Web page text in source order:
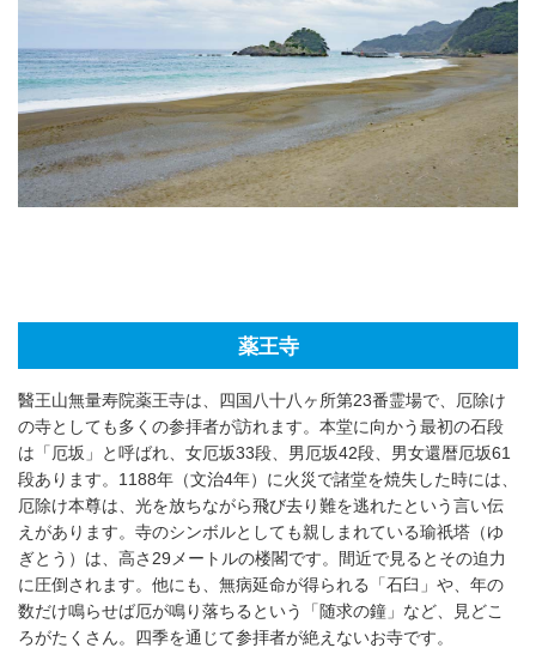
薬王寺
醫王山無量寿院薬王寺は、四国八十八ヶ所第23番霊場で、厄除け
の寺としても多くの参拝者が訪れます。本堂に向かう最初の石段
は「厄坂」と呼ばれ、女厄坂33段、男厄坂42段、男女還暦厄坂61
段あります。1188年（文治4年）に火災で諸堂を焼失した時には、
厄除け本尊は、光を放ちながら飛び去り難を逃れたという言い伝
えがあります。寺のシンボルとしても親しまれている瑜祇塔（ゆ
ぎとう）は、高さ29メートルの楼閣です。間近で見るとその迫力
に圧倒されます。他にも、無病延命が得られる「石臼」や、年の
数だけ鳴らせば厄が鳴り落ちるという「随求の鐘」など、見どこ
ろがたくさん。四季を通じて参拝者が絶えないお寺です。